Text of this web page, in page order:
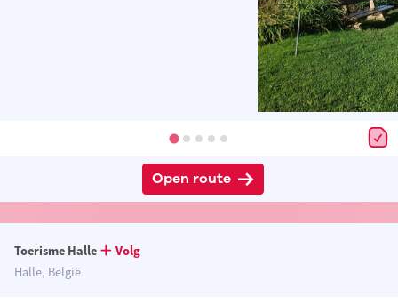
Open route
Toerisme Halle
Volg
Halle, België